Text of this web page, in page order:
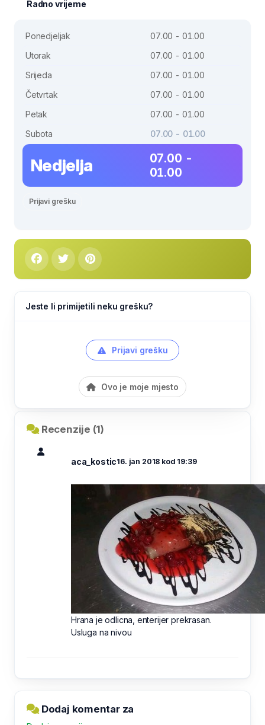
Radno vrijeme
Ponedjeljak
07.00 - 01.00
Utorak
07.00 - 01.00
Srijeda
07.00 - 01.00
Četvrtak
07.00 - 01.00
Petak
07.00 - 01.00
Subota
07.00 - 01.00
Nedjelja
07.00 -
01.00
Prijavi grešku
Jeste li primijetili neku grešku?
Prijavi grešku
Ovo je moje mjesto
Recenzije (1)
aca_kostic16. jan 2018 kod 19:39
Hrana je odlicna, enterijer prekrasan.
Usluga na nivou
Dodaj komentar za